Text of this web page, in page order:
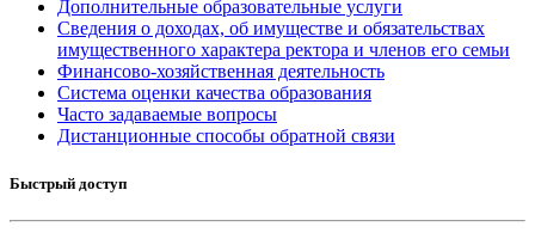
Дополнительные образовательные услуги
Сведения о доходах, об имуществе и обязательствах
имущественного характера ректора и членов его семьи
Финансово-хозяйственная деятельность
Система оценки качества образования
Часто задаваемые вопросы
Дистанционные способы обратной связи
Быстрый доступ